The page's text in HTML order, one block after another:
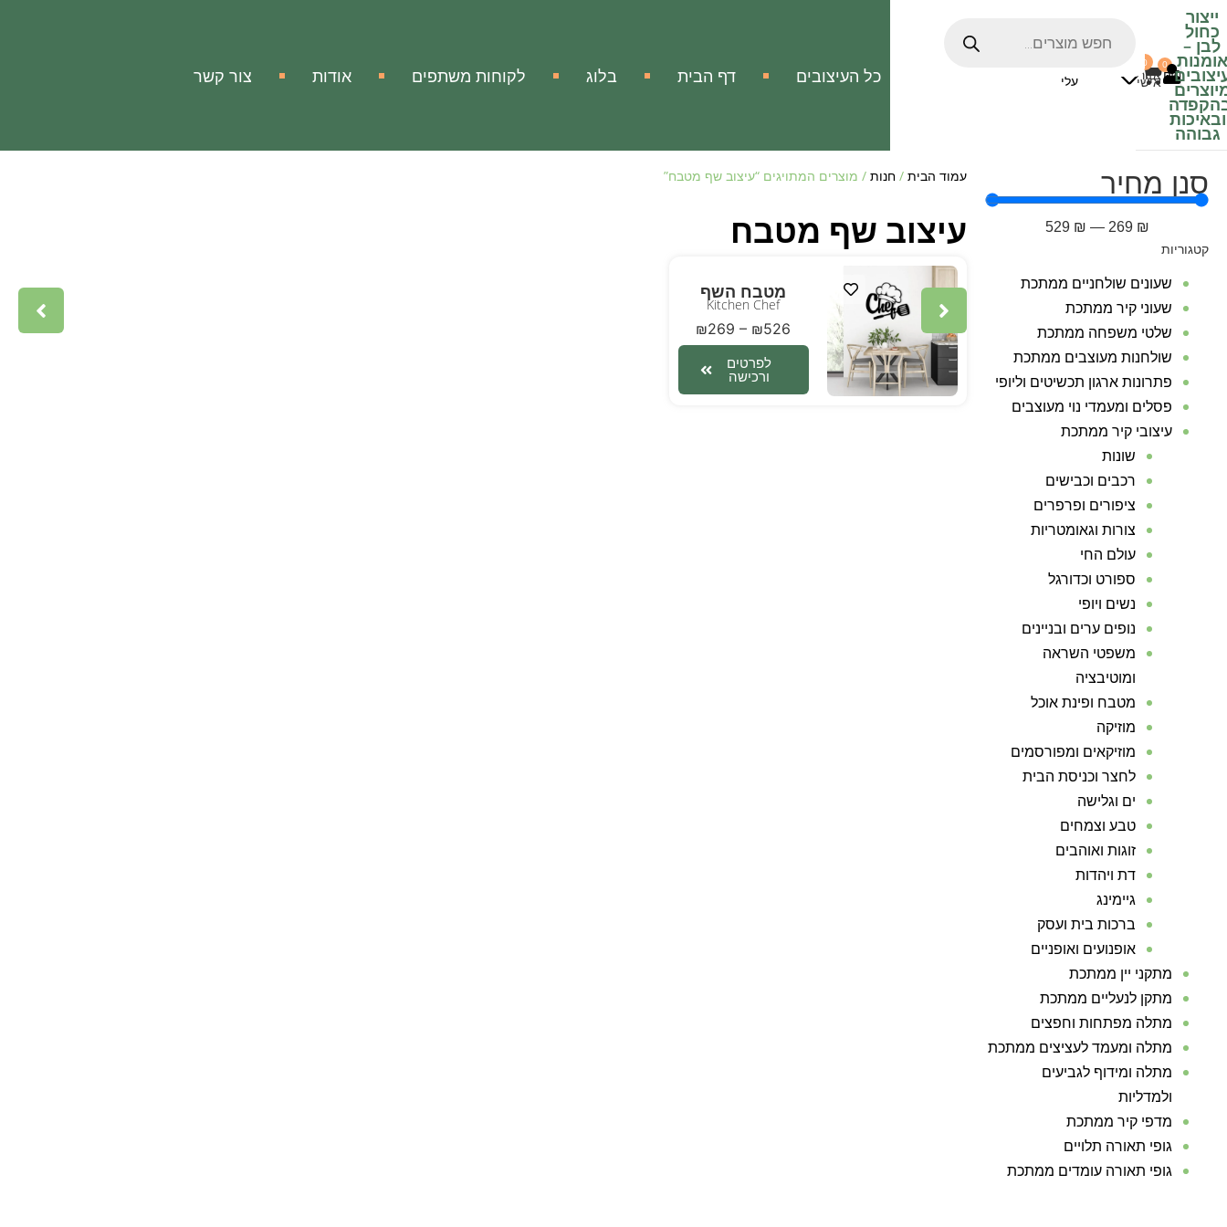
ייצור
כחול
לבן –
אומנות
ובאיכות
גבוהה
₪0
0
עלי
0
אזור
אישי כל העיצובים דף הבית בלוג לקוחות משתפים אודות צור קשר
סנן מחיר
₪
269
—
₪
529
קטגוריות
שעונים שולחניים ממתכת
שעוני קיר ממתכת
שלטי משפחה ממתכת
שולחנות מעוצבים ממתכת
פתרונות ארגון תכשיטים וליופי
פסלים ומעמדי נוי מעוצבים
עיצובי קיר ממתכת
שונות
רכבים וכבישים
ציפורים ופרפרים
צורות וגאומטריות
עולם החי
ספורט וכדורגל
נשים ויופי
נופים ערים ובניינים
משפטי השראה
ומוטיבציה
מטבח ופינת אוכל
מוזיקה
מוזיקאים ומפורסמים
לחצר וכניסת הבית
ים וגלישה
טבע וצמחים
זוגות ואוהבים
דת ויהדות
גיימינג
ברכות בית ועסק
אופנועים ואופניים
מתקני יין ממתכת
מתקן לנעליים ממתכת
מתלה מפתחות וחפצים
מתלה ומעמד לעציצים ממתכת
מתלה ומידוף לגביעים
ולמדליות
מדפי קיר ממתכת
גופי תאורה תלויים
גופי תאורה עומדים ממתכת
עמוד הבית/ חנות/ מוצרים המתויגים “עיצוב שף מטבח”
עיצוב שף מטבח
מטבח השף
Kitchen Chef
₪269 – ₪526
לפרטים
ורכישה